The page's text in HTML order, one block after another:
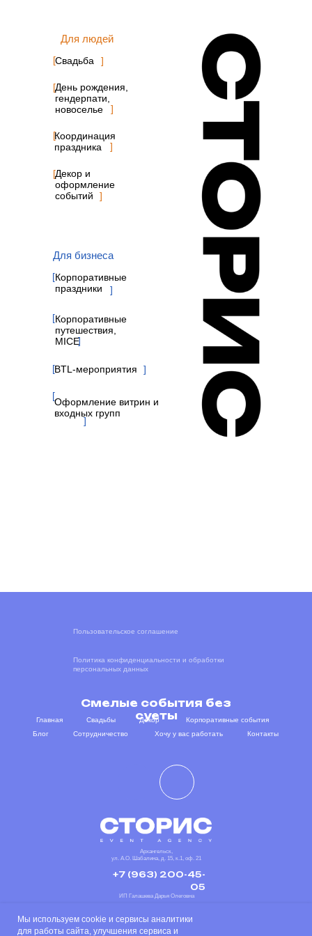
Корпоративные
праздники
[
]
[ ]
BTL-мероприятия
[
]
Оформление витрин и
входных групп
[
]
Корпоративные
путешествия,
MICE
[ ]
Свадьба
[
]
День рождения,
гендерпати,
новоселье
[
]
Декор и
оформление
событий
[
]
Координация
праздника
Для людей
Для бизнеса
Мы используем cookie и сервисы аналитики
для работы сайта, улучшения сервиса и
Смелые события без
суеты
ИП Галашева Дарья Олеговна
ОГРН 324290000006149
Архангельск,
ул. А.О. Шабалина, д. 15, к.1, оф. 21
Главная Свадьбы Декор
Корпоративные события
Блог
Сотрудничество Хочу у вас работать Контакты
+7 (963) 200-45-
05
Пользовательское соглашение
Политика конфиденциальности и обработки
персональных данных